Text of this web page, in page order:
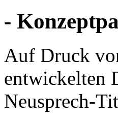
-
Auf Druck
entwickelten
Neusprech-